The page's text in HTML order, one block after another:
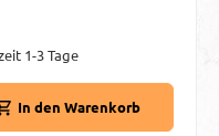
1-3 Tage
ein oder benutze die Schaltflächen
In den Warenkorb